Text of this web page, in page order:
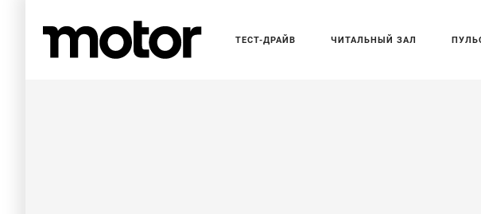
ТЕСТ-ДРАЙВ ЧИТАЛЬНЫЙ ЗАЛ